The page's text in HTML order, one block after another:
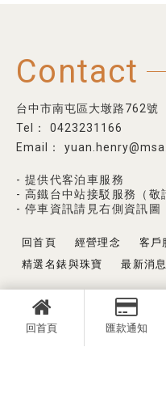
回首頁 匯款通知
Contact
台中市南屯區大墩路762號
0423231166
- 提供代客泊車服務
- 高鐵台中站接駁服務（敬
- 停車資訊請見右側資訊圖
回首頁 經營理念 客戶
精選名錶與珠寶
最新消息